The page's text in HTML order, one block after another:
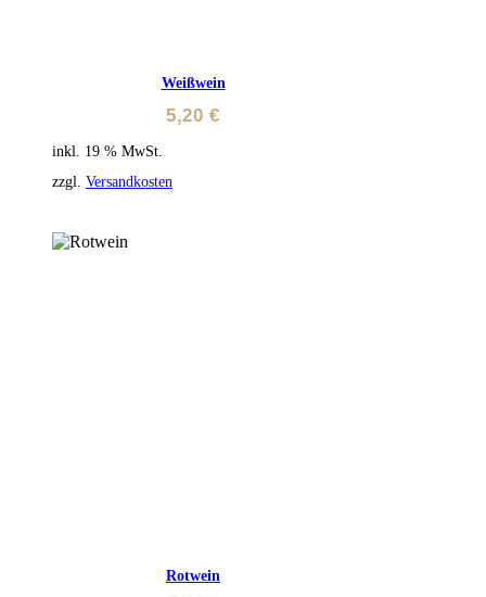
Weißwein
5,20€
inkl. 19 % MwSt.
zzgl. Versandkosten
Rotwein